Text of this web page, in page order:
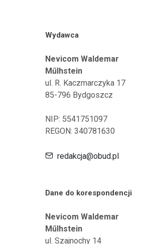
Wydawca
Nevicom Waldemar
Műlhstein
ul. R. Kaczmarczyka 17
85-796 Bydgoszcz
NIP: 5541751097
REGON: 340781630
redakcja@obud.pl
Dane do korespondencji
Nevicom Waldemar
Műlhstein
ul. Szajnochy 14